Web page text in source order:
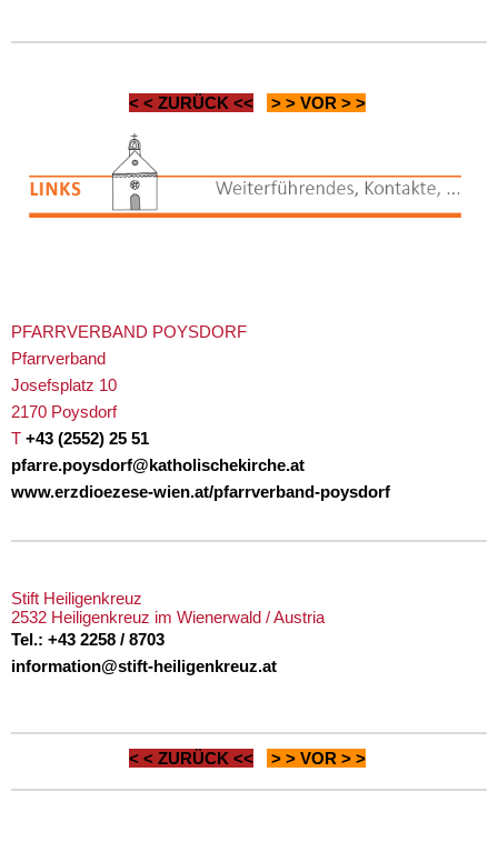
< < ZURÜCK << > > VOR > >
PFARRVERBAND POYSDORF
Pfarrverband
Josefsplatz 10
2170 Poysdorf
T +43 (2552) 25 51
pfarre.poysdorf@katholischekirche.at
www.erzdioezese-wien.at/pfarrverband-poysdorf
Stift Heiligenkreuz
2532 Heiligenkreuz im Wienerwald / Austria
Tel.: +43 2258 / 8703
information@stift-heiligenkreuz.at
< < ZURÜCK << > > VOR> >